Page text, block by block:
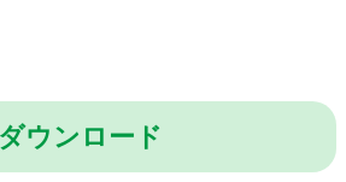
ウンロード